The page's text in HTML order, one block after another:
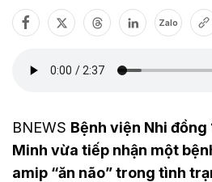
Zalo
BNEWS Bệnh viện Nhi đồng
Minh vừa tiếp nhận một
amip “ăn não” trong tình